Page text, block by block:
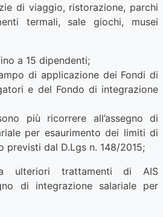
di viaggio, ristorazione, parchi
termali, sale giochi, musei
a 15 dipendenti;
di applicazione dei Fondi di
e del Fondo di integrazione
più ricorrere all’assegno di
per esaurimento dei limiti di
previsti dal D.Lgs n. 148/2015;
ulteriori trattamenti di AIS
di integrazione salariale per